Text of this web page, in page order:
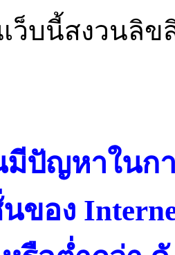
ว็บนี้สงวนลิ
ปัญหาในกา
ของ